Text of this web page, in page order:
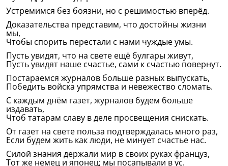
Устремимся без боязни, но с решимостью вперёд.
Доказательства представим, что достойны жизни
мы,
Чтобы спорить перестали с нами чуждые умы.
Пусть увидят, что на свете ещё булгары живут,
Пусть увидят наше счастье, сами к счастью повернут.
Постараемся журналов больше разных выпускать,
Победить войска упрямства и невежество сломать.
С каждым днём газет, журналов будем больше
издавать,
Чтоб татарам славу в деле просвещения снискать.
От газет на свете польза подтверждалась много раз,
Если будем жить как люди, не минует счастье нас.
Силой знания держали мир в своих руках француз,
Тот же немец и японец; мы посапывали в ус.